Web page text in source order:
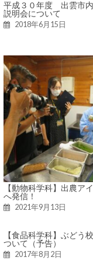
平成３０年度 出雲市
説明会について
2018年6月15日
【動物科学科】出農ア
へ発信！
2021年9月13日
【食品科学科】ぶどう
ついて（予告）
2017年8月2日